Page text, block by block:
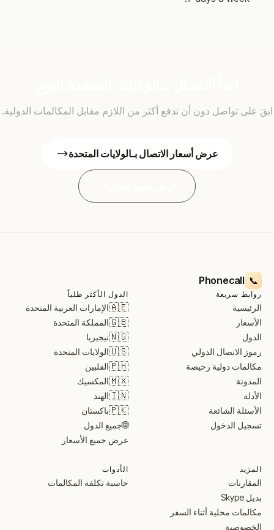
ابقَ على تواصل دون أن تدفع أكثر من اللازم مقابل المكالمات الدولية.
عرض أسعار الاتصال بـالولايات المتحدة
📞
Phonecall
روابط سريعة
الرئيسية
الأسعار
الدول
رموز الاتصال الدولي
مكالمات دولية رخيصة
المدونة
الأدلة
الأسئلة الشائعة
تسجيل الدخول
الدول الأكثر طلباً
🇦🇪الإمارات العربية المتحدة
🇬🇧المملكة المتحدة
🇳🇬نيجيريا
🇺🇸الولايات المتحدة
🇵🇭الفلبين
🇲🇽المكسيك
🇮🇳الهند
🇵🇰باكستان
🌐جميع الدول
عرض جميع الأسعار
المزيد
المقارنات
بديل Skype
مكالمات محلية أثناء السفر
الخصوصية
الأدوات
حاسبة تكلفة المكالمات